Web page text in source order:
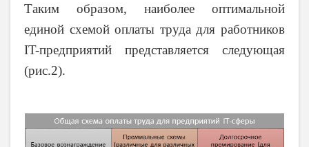
Таким образом, наиболее оптимальной
единой схемой оплаты труда для работников
IT-предприятий представляется следующая
(рис.2).